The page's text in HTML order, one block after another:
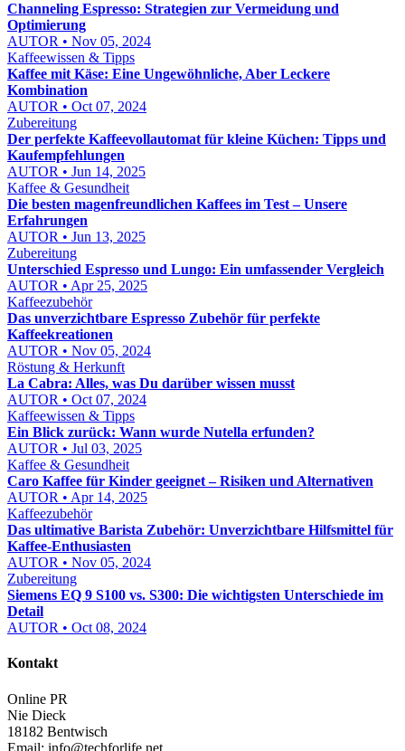
Channeling Espresso: Strategien zur Vermeidung und
Optimierung
AUTOR • Nov 05, 2024
Kaffeewissen & Tipps
Kaffee mit Käse: Eine Ungewöhnliche, Aber Leckere
Kombination
AUTOR • Oct 07, 2024
Zubereitung
Der perfekte Kaffeevollautomat für kleine Küchen: Tipps und
Kaufempfehlungen
AUTOR • Jun 14, 2025
Kaffee & Gesundheit
Die besten magenfreundlichen Kaffees im Test – Unsere
Erfahrungen
AUTOR • Jun 13, 2025
Zubereitung
Unterschied Espresso und Lungo: Ein umfassender Vergleich
AUTOR • Apr 25, 2025
Kaffeezubehör
Das unverzichtbare Espresso Zubehör für perfekte
Kaffeekreationen
AUTOR • Nov 05, 2024
Röstung & Herkunft
La Cabra: Alles, was Du darüber wissen musst
AUTOR • Oct 07, 2024
Kaffeewissen & Tipps
Ein Blick zurück: Wann wurde Nutella erfunden?
AUTOR • Jul 03, 2025
Kaffee & Gesundheit
Caro Kaffee für Kinder geeignet – Risiken und Alternativen
AUTOR • Apr 14, 2025
Kaffeezubehör
Das ultimative Barista Zubehör: Unverzichtbare Hilfsmittel für
Kaffee-Enthusiasten
AUTOR • Nov 05, 2024
Zubereitung
Siemens EQ 9 S100 vs. S300: Die wichtigsten Unterschiede im
Detail
AUTOR • Oct 08, 2024
Kontakt
Online PR
Nie Dieck
18182 Bentwisch
Email: info@techforlife.net